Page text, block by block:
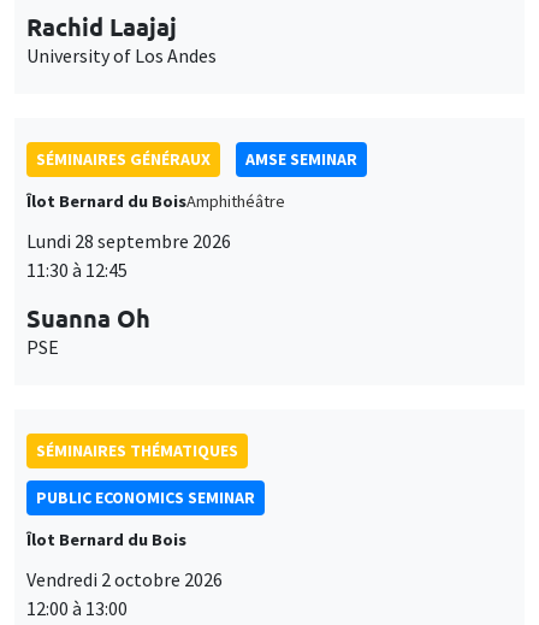
Rachid Laajaj
University of Los Andes
SÉMINAIRES GÉNÉRAUX
AMSE SEMINAR
Îlot Bernard du BoisAmphithéâtre
Lundi 28 septembre 2026
11:30 à 12:45
Suanna Oh
PSE
SÉMINAIRES THÉMATIQUES
PUBLIC ECONOMICS SEMINAR
Îlot Bernard du Bois
Vendredi 2 octobre 2026
12:00 à 13:00